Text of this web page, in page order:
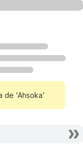
de 'Ahsoka'